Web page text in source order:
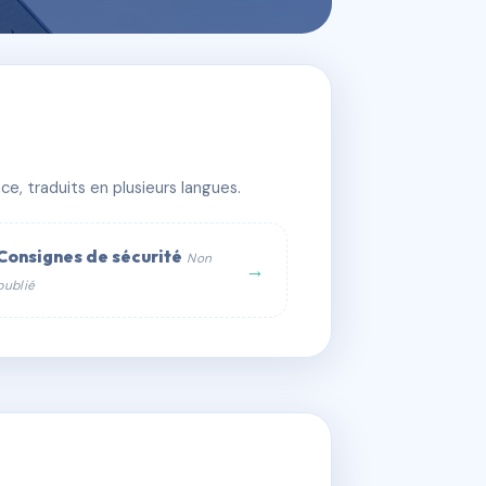
traduits en plusieurs langues.
de sécurité Non
→